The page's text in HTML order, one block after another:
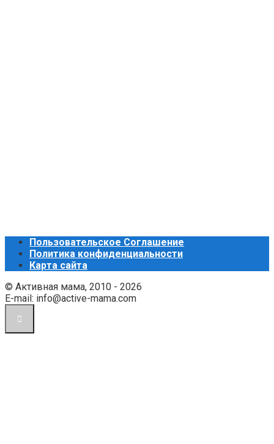
Пользовательское Соглашение
Политика конфиденциальности
Карта сайта
© Активная мама, 2010 - 2026
E-mail: info@active-mama.com